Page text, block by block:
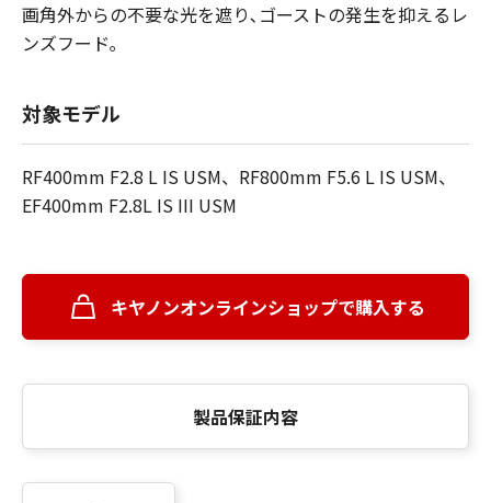
画角外からの不要な光を遮り､ゴーストの発生を抑えるレ
ンズフード｡
対象モデル
RF400mm F2.8 L IS USM、RF800mm F5.6 L IS USM、
EF400mm F2.8L IS III USM
キヤノンオンラインショップで購入する
製品保証内容